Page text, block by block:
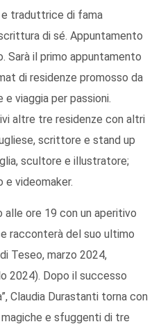
traduttrice di fama
di sé. Appuntamento
Sarà il primo appuntamento
di residenze promosso da
viaggia per passioni.
altre tre residenze con altri
scrittore e stand up
scultore e illustratore;
e videomaker.
alle ore 19 con un aperitivo
racconterà del suo ultimo
Teseo, marzo 2024,
2024). Dopo il successo
Claudia Durastanti torna con
e sfuggenti di tre